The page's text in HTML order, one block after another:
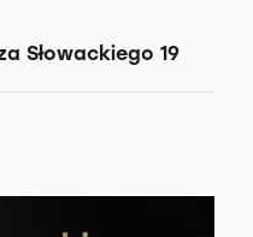
Słowackiego 19